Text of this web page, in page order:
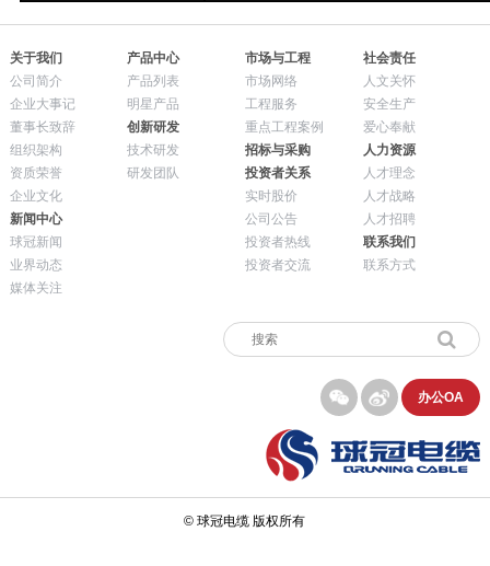
关于我们
公司简介
企业大事记
董事长致辞
组织架构
资质荣誉
企业文化
新闻中心
球冠新闻
业界动态
媒体关注
产品中心
产品列表
明星产品
创新研发
技术研发
研发团队
市场与工程
市场网络
工程服务
重点工程案例
招标与采购
投资者关系
实时股价
公司公告
投资者热线
投资者交流
社会责任
人文关怀
安全生产
爱心奉献
人力资源
人才理念
人才战略
人才招聘
联系我们
联系方式
办公OA
© 球冠电缆 版权所有